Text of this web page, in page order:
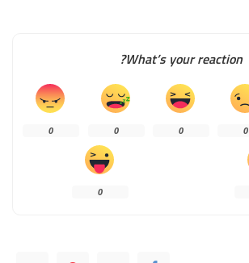
What’s your reaction?
0
0
0
0
0